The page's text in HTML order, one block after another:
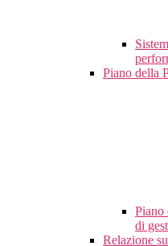
Piano della
Piano
di
Relazione